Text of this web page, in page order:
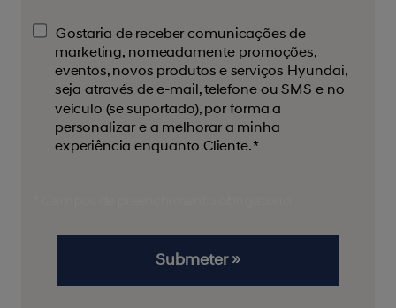
Gostaria de receber comunicações de
marketing, nomeadamente promoções,
eventos, novos produtos e serviços Hyundai,
seja através de e-mail, telefone ou SMS e no
veículo (se suportado), por forma a
personalizar e a melhorar a minha
experiência enquanto Cliente. *
Submeter »